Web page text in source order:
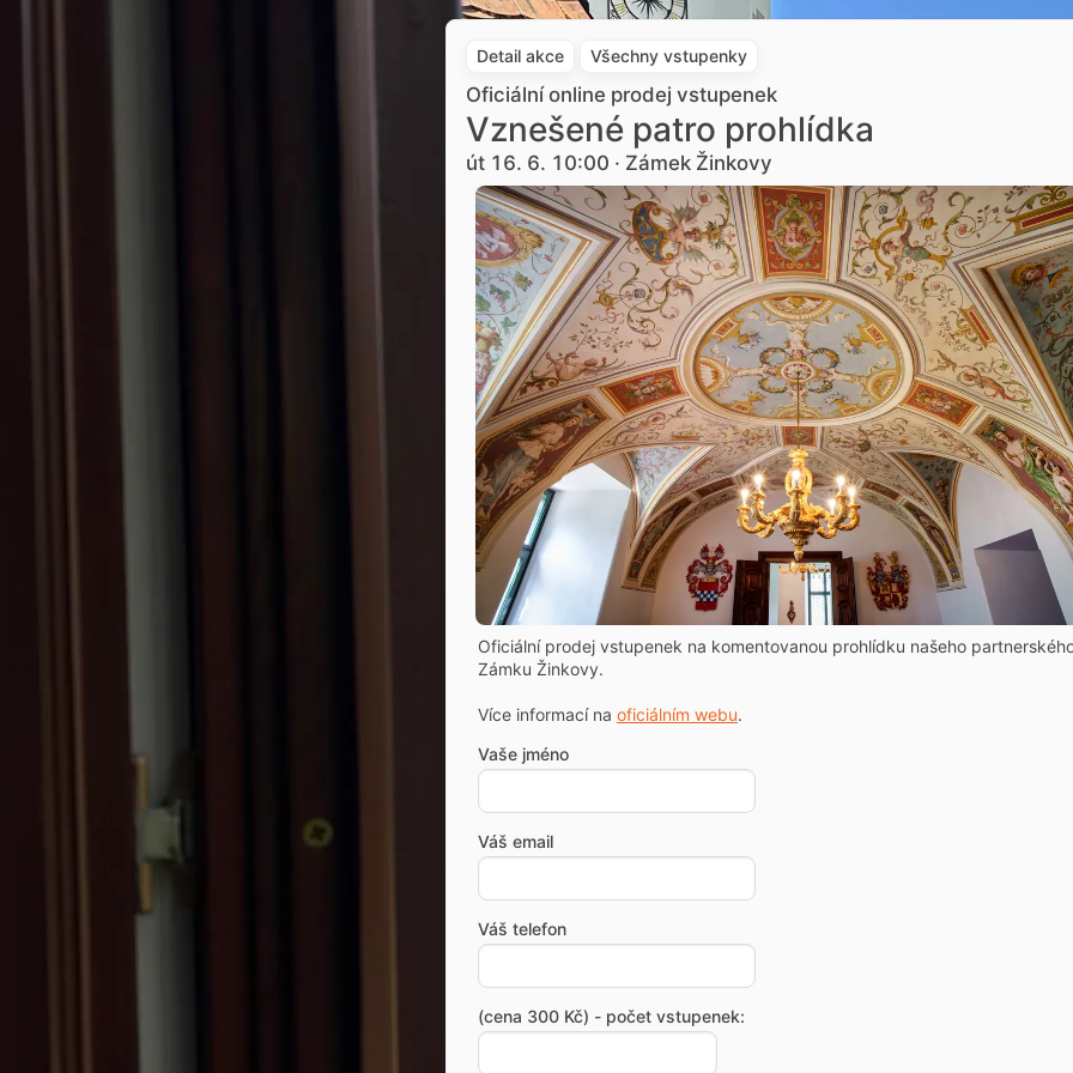
Detail akce Všechny vstupenky
Oficiální online prodej vstupenek
Vznešené patro prohlídka
út 16. 6. 10:00 · Zámek Žinkovy
Oficiální prodej vstupenek na komentovanou prohlídku našeho
Zámku Žinkovy.
Více informací na oficiálním webu.
Vaše jméno
Váš email
Váš telefon
(cena 300 Kč) - počet vstupenek: